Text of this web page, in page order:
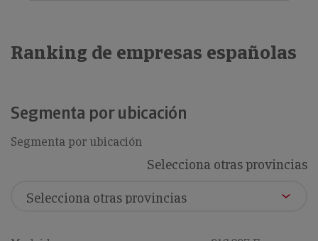
Ranking de empresas españolas
Segmenta por ubicación
Segmenta por ubicación
Selecciona otras provincias